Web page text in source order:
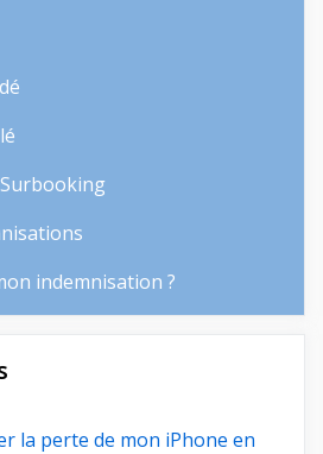
Surbooking
indemnisation ?
la perte de mon iPhone en